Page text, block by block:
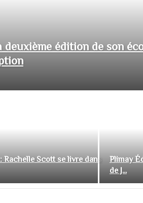
deuxième édition de son
Rachelle Scott se livre dans
Plimay
de J...